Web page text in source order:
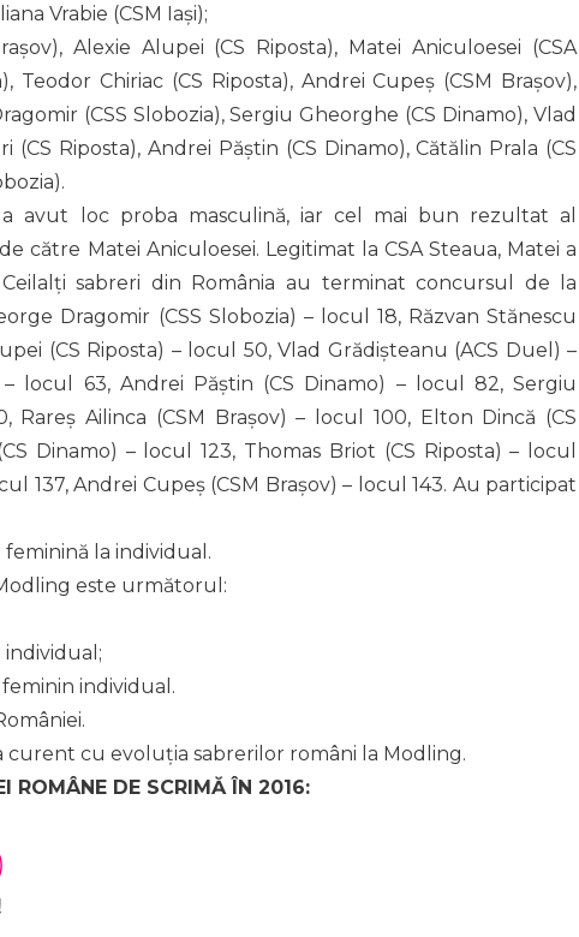
Vrabie (CSM Iași);
Alexie Alupei (CS Riposta), Matei Aniculoesei (CSA
Teodor Chiriac (CS Riposta), Andrei Cupeș (CSM Brașov),
(CSS Slobozia), Sergiu Gheorghe (CS Dinamo), Vlad
Riposta), Andrei Păștin (CS Dinamo), Cătălin Prala (CS
a avut loc proba masculină, iar cel mai bun rezultat al
către Matei Aniculoesei. Legitimat la CSA Steaua, Matei a
sabreri din România au terminat concursul de la
Dragomir (CSS Slobozia) – locul 18, Răzvan Stănescu
(CS Riposta) – locul 50, Vlad Grădișteanu (ACS Duel) –
locul 63, Andrei Păștin (CS Dinamo) – locul 82, Sergiu
Rareș Ailinca (CSM Brașov) – locul 100, Elton Dincă (CS
Dinamo) – locul 123, Thomas Briot (CS Riposta) – locul
137, Andrei Cupeș (CSM Brașov) – locul 143. Au participat
feminină la individual.
este următorul:
individual;
feminin individual.
curent cu evoluția sabrerilor români la Modling.
ROMÂNE DE SCRIMĂ ÎN 2016: